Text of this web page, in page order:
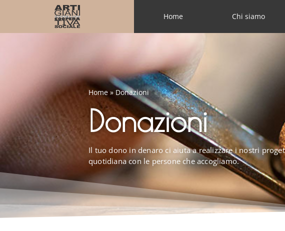
Home Chi siamo
Home » Donazioni
Donazioni
Il tuo dono in denaro ci aiuta a realizzare i nostri
quotidiana con le persone che accogliamo.